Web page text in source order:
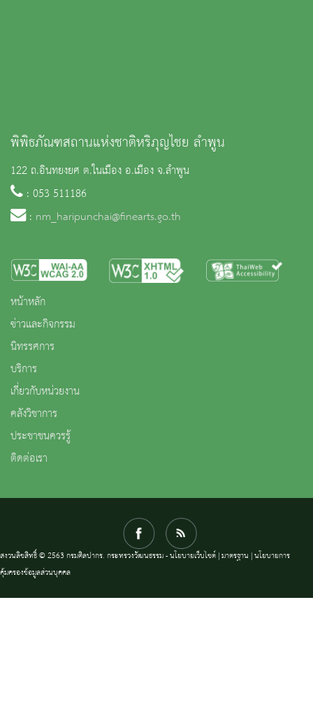
พิพิธภัณฑสถานแห่งชาติหริภุญไชย ลำพูน
122 ถ.อินทยงยศ ต.ในเมือง อ.เมือง จ.ลำพูน
: 053 511186
: nm_haripunchai@finearts.go.th
หน้าหลัก
ข่าวและกิจกรรม
นิทรรศการ
บริการ
เกี่ยวกับหน่วยงาน
คลังวิชาการ
ประชาชนควรรู้
ติดต่อเรา
สงวนลิขสิทธิ์ © 2563 กรมศิลปากร. กระทรวงวัฒนธรรม -นโยบายเว็บไซต์|มาตรฐาน |นโยบายการ
คุ้มครองข้อมูลส่วนบุคคล